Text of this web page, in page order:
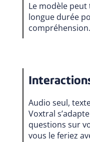
Le modèle
longue durée
compréhension.
Audio seul,
Voxtral
questions sur
vous le feriez